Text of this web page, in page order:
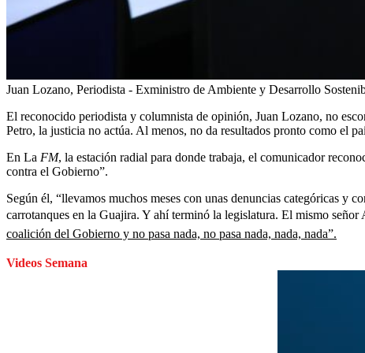
Juan Lozano, Periodista - Exministro de Ambiente y Desarrollo
El reconocido periodista y columnista de opinión, Juan Lozano, no
Petro, la justicia no actúa. Al menos, no da resultados pronto como el
En La FM, la estación radial para donde trabaja, el comunicador
contra el Gobierno”.
Según él, “llevamos muchos meses con unas denuncias categóricas y
carrotanques en la Guajira. Y ahí terminó la legislatura. El mismo señor
coalición del Gobierno y no pasa nada, no pasa nada, nada, nada”.
Videos Semana